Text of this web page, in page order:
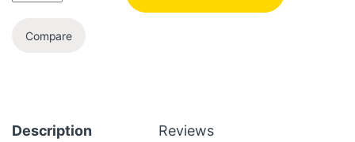
Compare
Description Reviews